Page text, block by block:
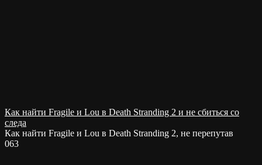
Как найти Fragile и Lou в Death Stranding 2 и не сбиться со
следа
Как найти Fragile и Lou в Death Stranding 2, не перепутав
063